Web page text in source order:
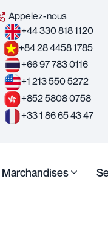
Appelez-nous
+44 330 818 1120
+84 28 4458 1785
+66 97 783 0116
+1 213 550 5272
+852 5808 0758
+33 1 86 65 43 47